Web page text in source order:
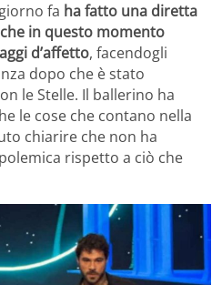
fa ha fatto una diretta
in questo momento
d’affetto, facendogli
dopo che è stato
le Stelle. Il ballerino ha
le cose che contano nella
chiarire che non ha
rispetto a ciò che